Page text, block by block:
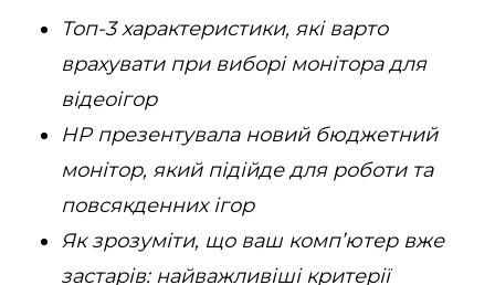
Топ-3 характеристики, які варто
врахувати при виборі монітора для
відеоігор
HP презентувала новий бюджетний
монітор, який підійде для роботи та
повсякденних ігор
Як зрозуміти, що ваш комп’ютер вже
застарів: найважливіші критерії